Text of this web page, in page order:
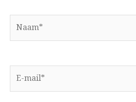
Naam*
E-
mail*